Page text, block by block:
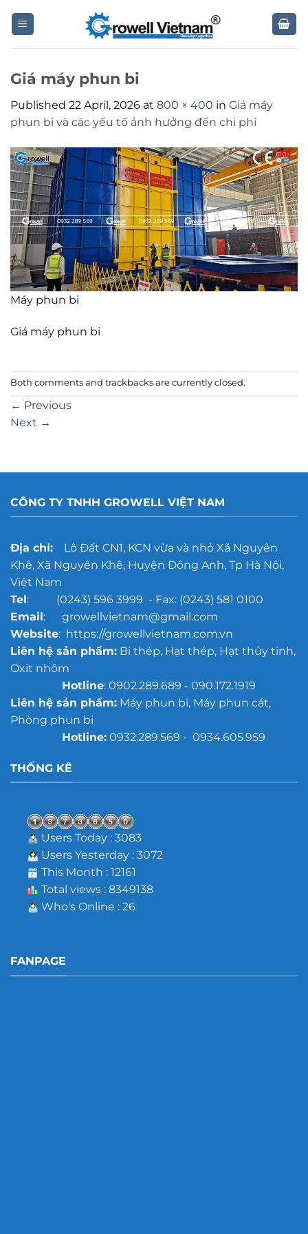
Giá máy phun bi
Published 22 April, 2026 at 800 × 400 in Giá máy
phun bi và các yếu tố ảnh hưởng đến chi phí
Máy phun bi
Giá máy phun bi
Both comments and trackbacks are currently closed.
← Previous
Next →
CÔNG TY TNHH GROWELL VIỆT NAM
Địa chỉ:Lô Đất CN1, KCN vừa và nhỏ Xã Nguyên
Khê, Xã Nguyên Khê, Huyện Đông Anh, Tp Hà Nội,
Việt Nam
Tel: (0243) 596 3999 - Fax: (0243) 581 0100
Email: growellvietnam@gmail.com
Website: https://growellvietnam.com.vn
Liên hệ sản phẩm:Bi thép, Hạt thép, Hạt thủy tinh,
Oxit nhôm
Hotline: 0902.289.689 - 090.172.1919
Liên hệ sản phẩm:Máy phun bi, Máy phun cát,
Phòng phun bi
Hotline:0932.289.569 - 0934.605.959
THỐNG KÊ
Users Today : 3083
Users Yesterday : 3072
This Month : 12161
Total views : 8349138
Who's Online : 26
FANPAGE